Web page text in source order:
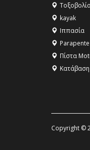
kayak
Ιππασία
Parapente
Πίστα
Copyright ©